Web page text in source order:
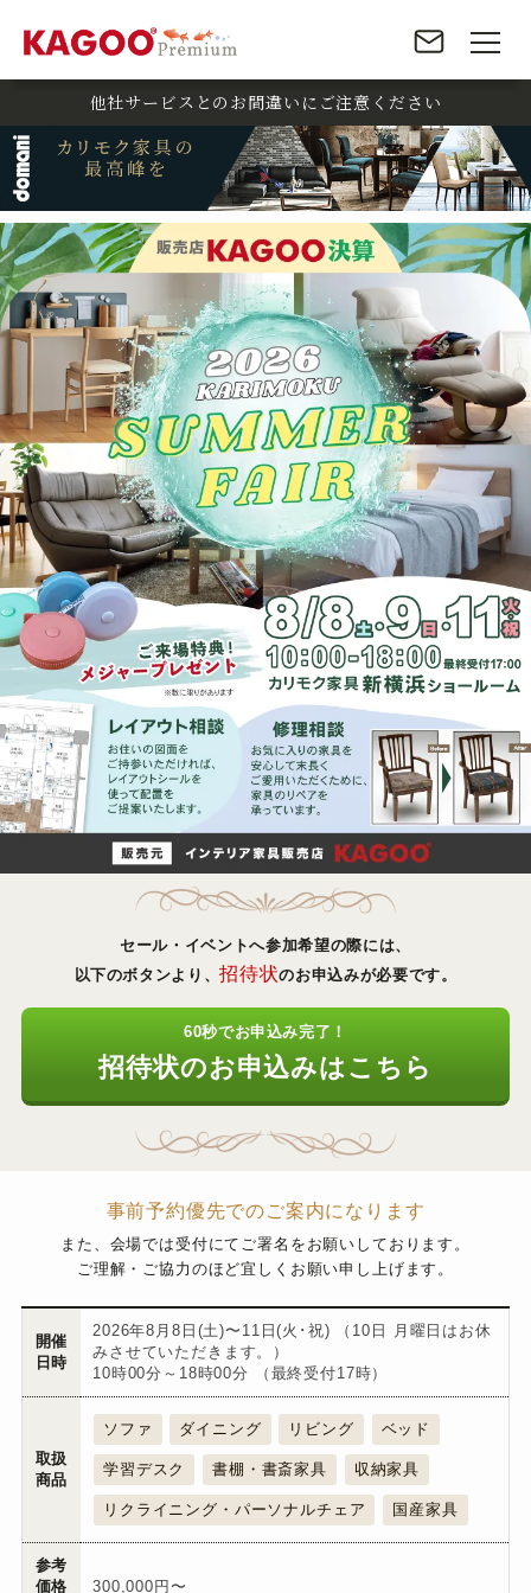
他社サービスとのお間違いにご注意ください
セール・イベントへ参加希望の際には、
以下のボタンより、招待状のお申込みが必要です。
60秒でお申込み完了！
招待状のお申込みはこちら
事前予約優先でのご案内になります
また、会場では受付にてご署名をお願いしております。
ご理解・ご協力のほど宜しくお願い申し上げます。
開催
日時
2026年8月8日(土)〜11日(火･祝) （10日 月曜日はお休
みさせていただきます。）
10時00分～18時00分 （最終受付17時）
取扱
商品
ソファ ダイニング リビング ベッド
学習デスク 書棚・書斎家具 収納家具
リクライニング・パーソナルチェア 国産家具
参考
価格
300,000円〜